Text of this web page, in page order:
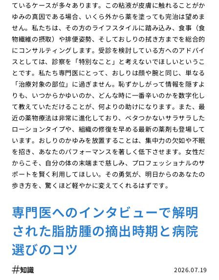
ているケースが多々あります。この粘液が皮膚に触れることがか
ゆみの真因である場合、いくら外から薬を塗っても完治は望めま
せん。私たちは、その方のライフスタイルに踏み込み、食事（食
物繊維の摂取）や排便姿勢、そしておしりの拭き方までを総合的
にコンサルティングします。受診を検討している方へのアドバイ
スとしては、診察を「特別なこと」と考えないでほしいというこ
とです。私たち専門医にとって、おしりは顔や腕と同じ、単なる
「治療対象の部位」に過ぎません。恥ずかしがって情報を隠すよ
りも、いつからかゆいのか、どんな時に一番辛いのかを数字化し
て教えていただけることが、何よりの助けになります。また、最
近の薬物療法は非常に進化しており、ベタつかないサラサラした
ローションタイプや、組織の修復を早める最新の薬剤も登場して
います。おしりのかゆみを放置することは、集中力の欠如や不眠
を招き、あなたのパフォーマンスを著しく低下させます。女性だ
からこそ、自分の体の末端まで慈しみ、プロフェッショナルのサ
ポートを賢く利用してほしい。その勇気が、明日からのあなたの
歩き方を、驚くほど軽やかに変えてくれるはずです。
専門医へのインタビューで解明
された脂肪腫の摘出時期と病院
選びのコツ
2026.07.19
知識